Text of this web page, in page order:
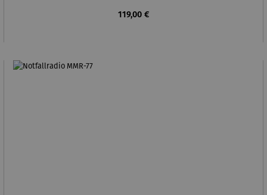
Regulärer Preis:
119,00 €